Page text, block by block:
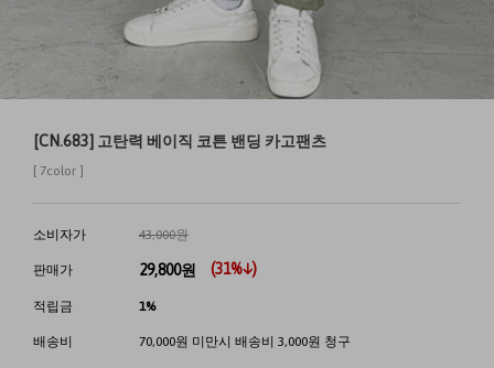
[CN.683] 고탄력 베이직 코튼 밴딩 카고팬츠
[ 7color ]
소비자가 43,000원
판매가 29,800원 (31%↓)
적립금 1%
배송비 70,000원 미만시 배송비 3,000원 청구